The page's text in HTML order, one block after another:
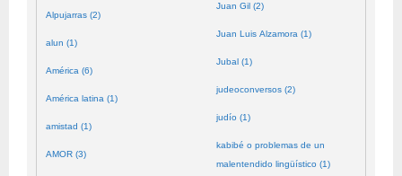
Alpujarras (2)
alun (1)
América (6)
América latina (1)
amistad (1)
AMOR (3)
Juan Gil (2)
Juan Luis Alzamora (1)
Jubal (1)
judeoconversos (2)
judío (1)
kabibé o problemas de un
malentendido lingüístico (1)